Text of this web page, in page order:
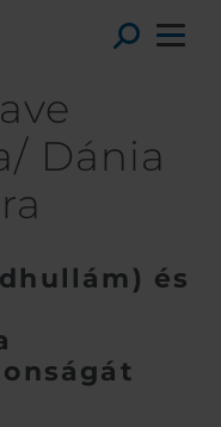
Toggle
Dánia
és